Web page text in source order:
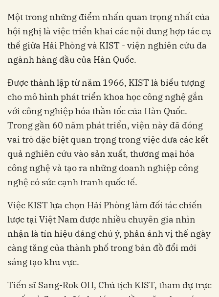
Một trong những điểm nhấn quan trọng nhất của
hội nghị là việc triển khai các nội dung hợp tác cụ
thể giữa Hải Phòng và KIST - viện nghiên cứu đa
ngành hàng đầu của Hàn Quốc.
Được thành lập từ năm 1966, KIST là biểu tượng
cho mô hình phát triển khoa học công nghệ gắn
với công nghiệp hóa thần tốc của Hàn Quốc.
Trong gần 60 năm phát triển, viện này đã đóng
vai trò đặc biệt quan trọng trong việc đưa các kết
quả nghiên cứu vào sản xuất, thương mại hóa
công nghệ và tạo ra những doanh nghiệp công
nghệ có sức cạnh tranh quốc tế.
Việc KIST lựa chọn Hải Phòng làm đối tác chiến
lược tại Việt Nam được nhiều chuyên gia nhìn
nhận là tín hiệu đáng chú ý, phản ánh vị thế ngày
càng tăng của thành phố trong bản đồ đổi mới
sáng tạo khu vực.
Tiến sĩ Sang-Rok OH, Chủ tịch KIST, tham dự trực